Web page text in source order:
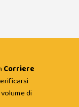
Corriere
di